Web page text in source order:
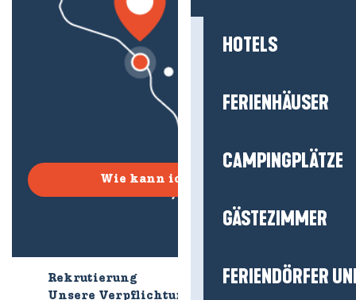
HOTELS
FERIENHÄUSER
CAMPINGPLÄTZE
GÄSTEZIMMER
FERIENDÖRFER
Wie kann ich kommen?
Rekrutierung
Wer sind wir?
Unsere Verpflichtungen